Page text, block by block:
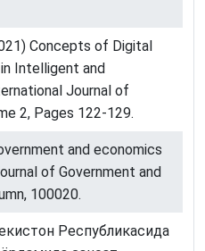
Concepts of Digital
Intelligent and
Journal of
2, Pages 122-129.
and economics
of Government and
100020.
Pеспубликасида